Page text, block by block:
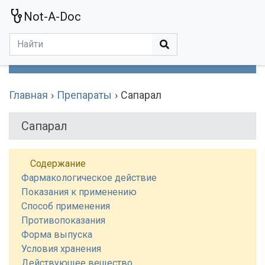
Not-A-Doc
Главная Препараты Сапарал
Сапарал
Содержание
Фармакологическое действие
Показания к применению
Способ применения
Противопоказания
Форма выпуска
Условия хранения